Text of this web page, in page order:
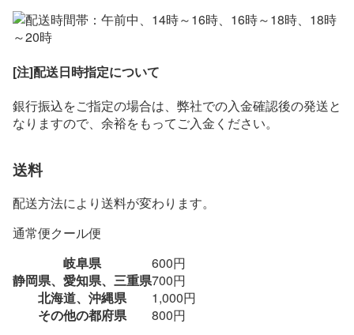
[注]配送日時指定について
銀行振込をご指定の場合は、弊社での入金確認後の発送と
なりますので、余裕をもってご入金ください。
送料
配送方法により送料が変わります。
通常便クール便
岐阜県
600円
静岡県、愛知県、三重県700円
北海道、沖縄県
1,000円
その他の都府県
800円